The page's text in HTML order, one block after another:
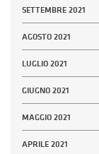
SETTEMBRE 2021
AGOSTO 2021
LUGLIO 2021
GIUGNO 2021
MAGGIO 2021
APRILE 2021